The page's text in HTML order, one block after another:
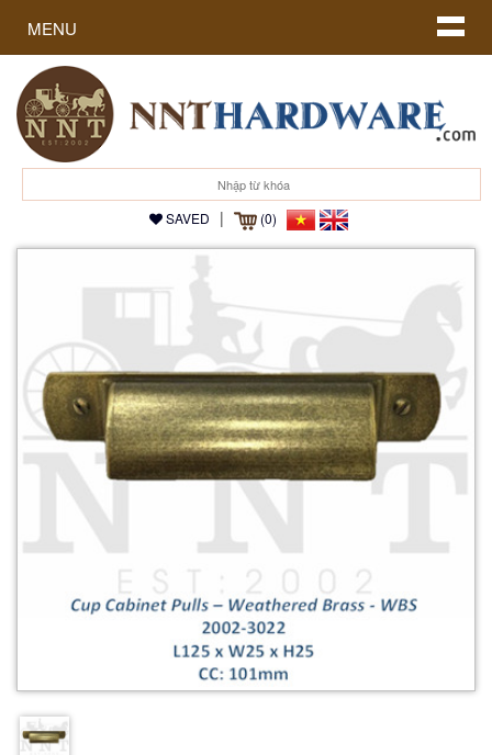
SAVED | (0)
MENU